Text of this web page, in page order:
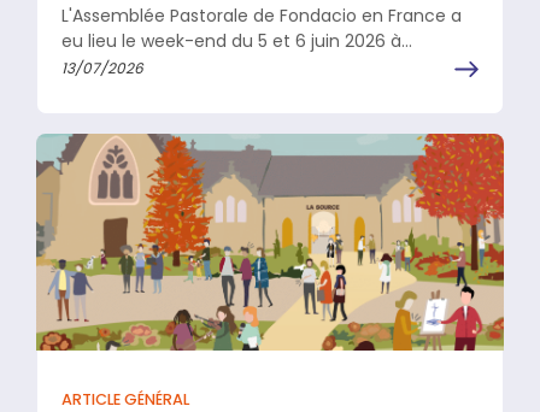
L'Assemblée Pastorale de Fondacio en France a
eu lieu le week-end du 5 et 6 juin 2026 à
Versailles, avec…
13/07/2026
ARTICLE GÉNÉRAL